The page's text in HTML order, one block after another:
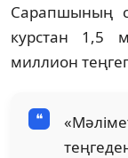
Сарапшының
курстан 1,5
миллион